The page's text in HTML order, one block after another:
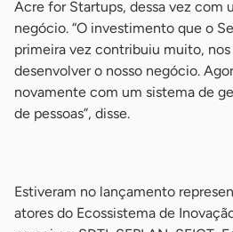
Acre for Startups, dessa vez com
negócio. “O investimento que o
primeira vez contribuiu muito,
desenvolver o nosso negócio.
novamente com um sistema de
de pessoas”, disse.
Estiveram no lançamento
atores do Ecossistema de